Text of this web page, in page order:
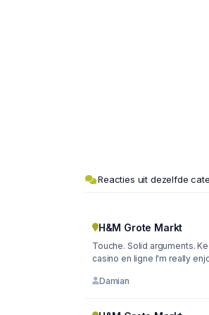
Reacties uit dezelfde
H&M Grote Markt
Touche. Solid arguments. Keep
casino en ligne I'm really
Damian